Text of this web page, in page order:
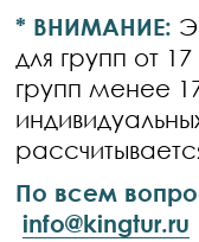
* ВНИМАНИЕ:
для групп от
групп менее
По всем
info@kingtur.ru